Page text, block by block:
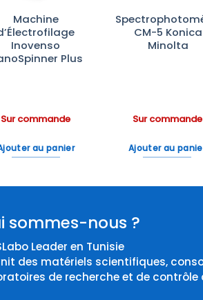
Machine
Inovenso
Plus
Sur commande
au panier
CM-5 Konica
Minolta
Sur commande
Ajouter au
sommes-nous ?
Leader en Tunisie
des matériels scientifiques,
de recherche et de contrôle